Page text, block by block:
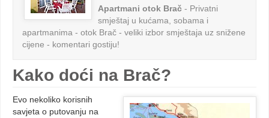
Apartmani otok Brač - Privatni
smještaj u kućama, sobama i
apartmanima - otok Brač - veliki izbor smještaja uz snižene
cijene - komentari gostiju!
Kako doći na Brač?
Evo nekoliko korisnih
savjeta o putovanju na